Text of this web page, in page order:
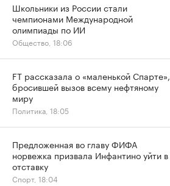
Школьники из России стали
чемпионами Международной
олимпиады по ИИ
Общество, 18:06
FT рассказала о «маленькой Спарте»,
бросившей вызов всему нефтяному
миру
Политика, 18:05
Предложенная во главу ФИФА
норвежка призвала Инфантино уйти в
отставку
Спорт, 18:04